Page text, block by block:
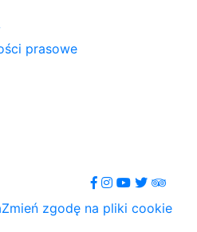
prasowe
Zmień zgodę na pliki cookie